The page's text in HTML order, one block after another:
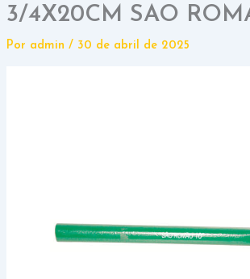
3/4X20CM SAO
Por admin / 30 de abril de 2025